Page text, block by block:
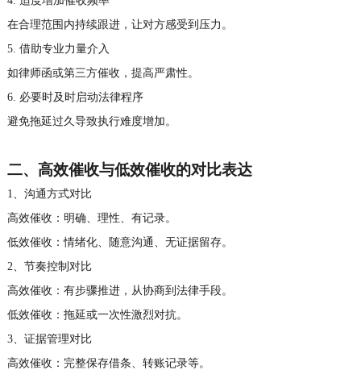
在合理范围内持续跟进，让对方感受到压力。
5. 借助专业力量介入
如律师函或第三方催收，提高严肃性。
6. 必要时及时启动法律程序
避免拖延过久导致执行难度增加。
二、 高效催收与低效催收的对比表达
1、 沟通方式对比
高效催收：明确、理性、有记录。
低效催收：情绪化、随意沟通、无证据留存。
2、 节奏控制对比
高效催收：有步骤推进，从协商到法律手段。
低效催收：拖延或一次性激烈对抗。
3、 证据管理对比
高效催收：完整保存借条、转账记录等。